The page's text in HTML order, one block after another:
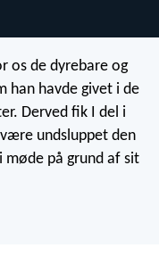
os de dyrebare og
han havde givet i de
Derved fik I del i
undsluppet den
møde på grund af sit